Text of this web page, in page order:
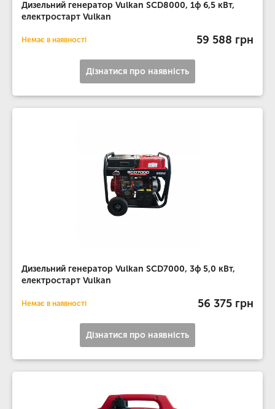
Дизельний генератор Vulkan SCD8000, 1ф 6,5 кВт,
електростарт Vulkan
Немає в наявності 59 588 грн
Дізнатися про наявність
Дизельний генератор Vulkan SCD7000, 3ф 5,0 кВт,
електростарт Vulkan
Немає в наявності 56 375 грн
Дізнатися про наявність